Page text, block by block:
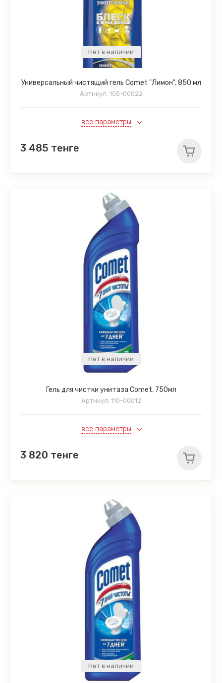
Нет в наличии
Универсальный чистящий гель Comet "Лимон", 850 мл
Артикул: 105-00022
все параметры
3 485 тенге
Нет в наличии
Гель для чистки унитаза Comet, 750мл
Артикул: 110-00012
все параметры
3 820 тенге
Нет в наличии